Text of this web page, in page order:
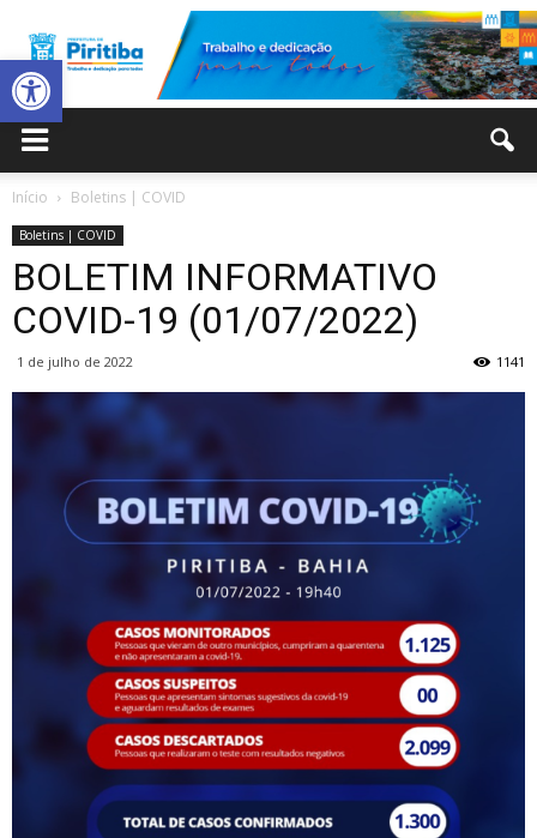
Abrir a barra de ferramentas
Municipal
Piritiba
Início Boletins | COVID
Boletins | COVID
BOLETIM INFORMATIVO
COVID-19 (01/07/2022)
1 de julho de 2022 1141